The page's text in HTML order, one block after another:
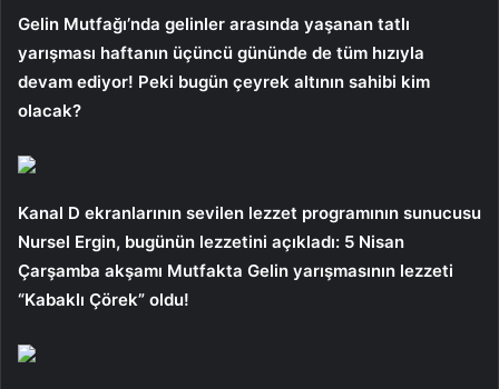
Gelin Mutfağı’nda gelinler arasında yaşanan tatlı
yarışması haftanın üçüncü gününde de tüm hızıyla
devam ediyor! Peki bugün çeyrek altının sahibi kim
olacak?
Kanal D ekranlarının sevilen lezzet programının sunucusu
Nursel Ergin, bugünün lezzetini açıkladı: 5 Nisan
Çarşamba akşamı Mutfakta Gelin yarışmasının lezzeti
“Kabaklı Çörek” oldu!